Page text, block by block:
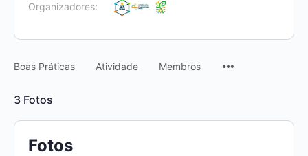
Organizadores:
Boas Práticas Atividade Membros
3 Fotos
Fotos